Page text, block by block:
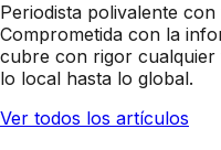
Periodista polivalente
Comprometida con la
cubre con rigor cualquier
lo local hasta lo global.
Ver todos los artículos